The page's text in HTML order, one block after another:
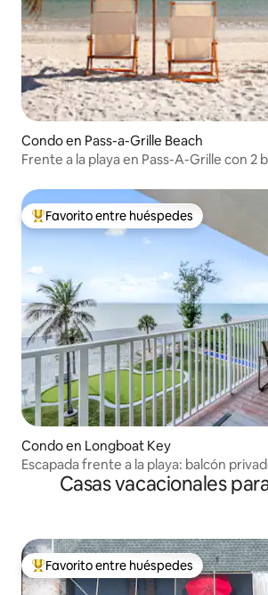
Condo en Pass-a-Grille Beach
Frente a la playa en Pass-A-Grille con 2
Favorito entre huéspedes preferido
Favorito entre huéspedes
Condo en Longboat Key
Escapada frente a la playa: balcón
Casas vacacionales
Favorito entre huéspedes preferido
Favorito entre huéspedes